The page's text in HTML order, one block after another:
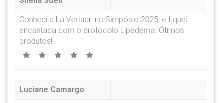
Conheci a La Vertuan no Simpósio 2025, e fiquei
encantada com o protocolo Lipedema. Ótimos
produtos!
Luciane Camargo